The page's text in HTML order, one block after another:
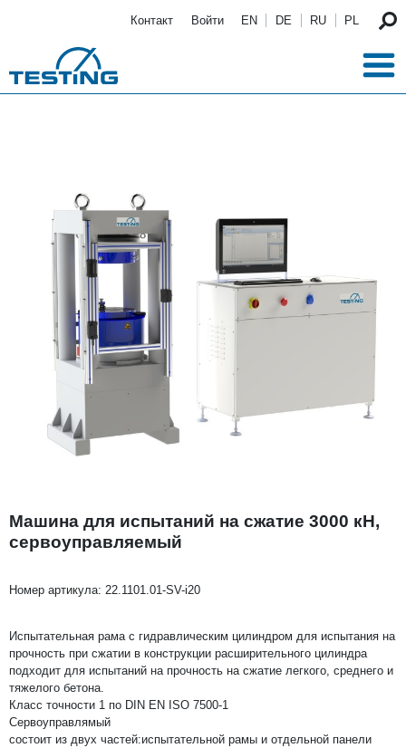
Контакт Войти EN DE RU PL
Машина для испытаний на сжатие 3000 кН,
сервоуправляемый
Номер артикула: 22.1101.01-SV-i20
Испытательная рама с гидравлическим цилиндром для испытания на
прочность при сжатии в конструкции расширительного цилиндра
подходит для испытаний на прочность на сжатие легкого, среднего и
тяжелого бетона.
Класс точности 1 по DIN EN ISO 7500-1
Сервоуправлямый
состоит из двух частей:испытательной рамы и отдельной панели